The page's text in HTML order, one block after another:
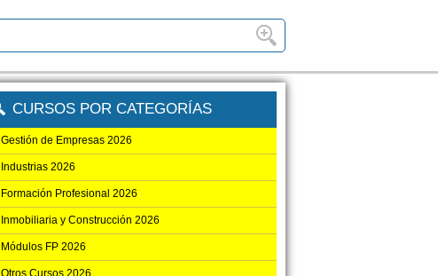
CURSOS POR CATEGORÍAS
Gestión de Empresas 2026
Industrias 2026
Formación Profesional 2026
Inmobiliaria y Construcción 2026
Módulos FP 2026
Otros Cursos 2026